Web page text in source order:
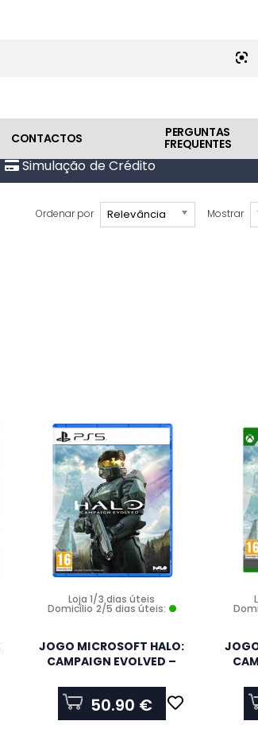
CONTACTOS PERGUNTAS
FREQUENTES
Simulação de Crédito
Mostrar
Ordenar por Relevância
Loja 1/3 dias úteis
Domicílio 2/5 dias úteis:
JOGO MICROSOFT HALO:
CAMPAIGN EVOLVED –
71153
50.90 €